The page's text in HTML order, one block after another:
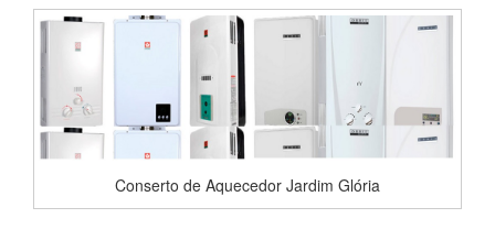
Conserto de Aquecedor Jardim Glória